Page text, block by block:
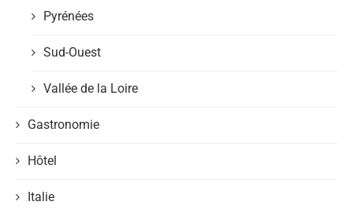
Pyrénées
Sud-Ouest
Vallée de la Loire
Gastronomie
Hôtel
Italie